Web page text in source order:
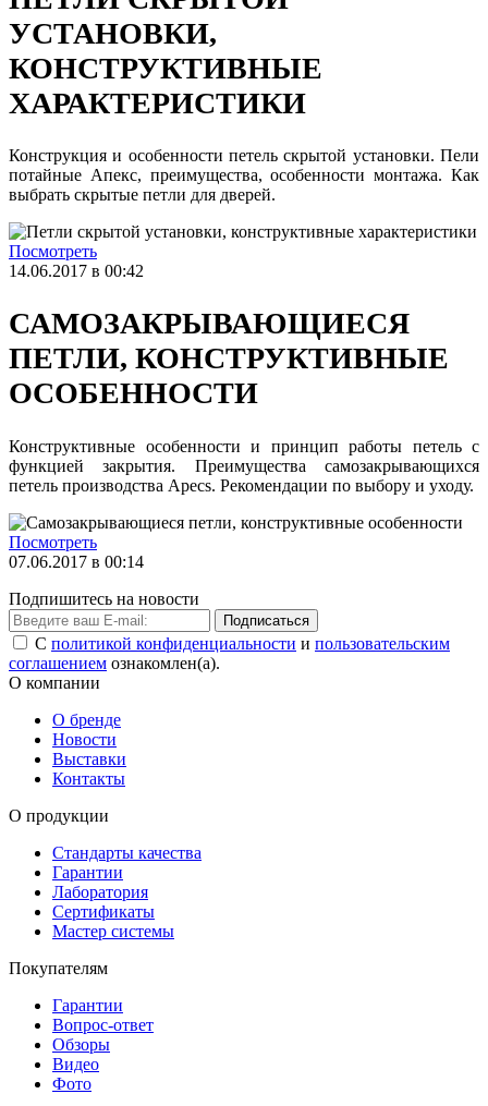
УСТАНОВКИ,
КОНСТРУКТИВНЫЕ
ХАРАКТЕРИСТИКИ
Конструкция и особенности петель скрытой установки. Пели
потайные Апекс, преимущества, особенности монтажа. Как
выбрать скрытые петли для дверей.
Посмотреть
14.06.2017 в 00:42
САМОЗАКРЫВАЮЩИЕСЯ
ПЕТЛИ, КОНСТРУКТИВНЫЕ
ОСОБЕННОСТИ
Конструктивные особенности и принцип работы петель с
функцией закрытия. Преимущества самозакрывающихся
петель производства Apecs. Рекомендации по выбору и уходу.
Посмотреть
07.06.2017 в 00:14
Подпишитесь на новости
Подписаться
С политикой конфиденциальности и пользовательским
соглашением ознакомлен(а).
О компании
О бренде
Новости
Выставки
Контакты
О продукции
Стандарты качества
Гарантии
Лаборатория
Сертификаты
Мастер системы
Покупателям
Гарантии
Вопрос-ответ
Обзоры
Видео
Фото